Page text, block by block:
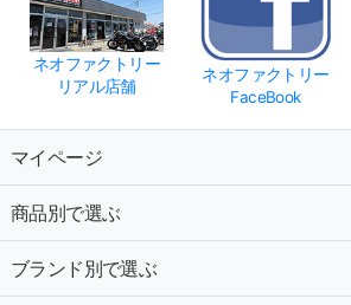
ネオファクトリー
リアル店舗
ネオファクトリー
FaceBook
マイページ
商品別で選ぶ
ブランド別で選ぶ